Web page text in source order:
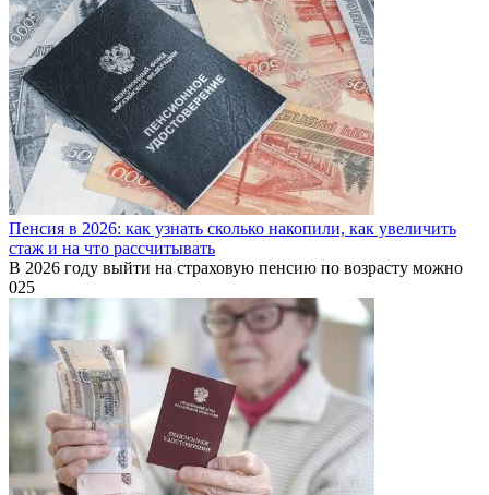
Пенсия в 2026: как узнать сколько накопили, как увеличить
стаж и на что рассчитывать
В 2026 году выйти на страховую пенсию по возрасту можно
025